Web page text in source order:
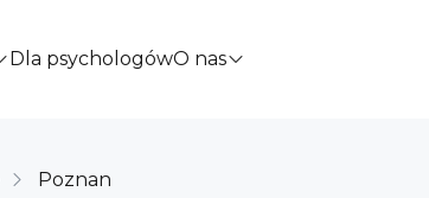
Dla psychologówO nas
Poznan